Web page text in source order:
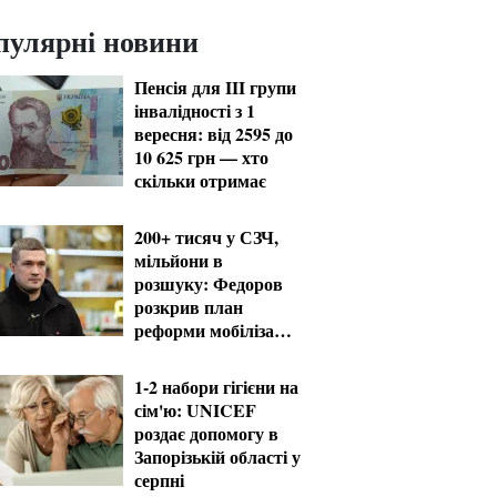
новини
Пенсія для III групи
інвалідності з 1
вересня: від 2595 до
10 625 грн — хто
скільки отримає
200+ тисяч у СЗЧ,
мільйони в
розшуку: Федоров
розкрив план
реформи мобілізації
1-2 набори гігієни на
сім'ю: UNICEF
роздає допомогу в
Запорізькій області у
серпні